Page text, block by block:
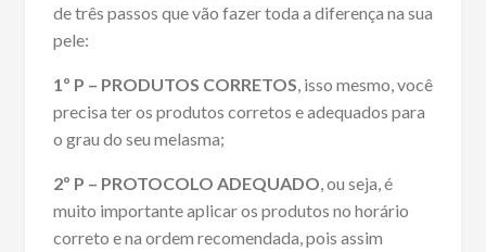
de três passos que vão fazer toda a diferença na sua
pele:
1º P – PRODUTOS CORRETOS , isso mesmo, você
precisa ter os produtos corretos e adequados para
o grau do seu melasma;
2º P – PROTOCOLO ADEQUADO , ou seja, é
muito importante aplicar os produtos no horário
correto e na ordem recomendada, pois assim